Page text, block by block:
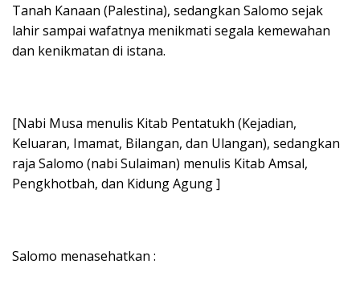
Tanah Kanaan (Palestina), sedangkan Salomo sejak
lahir sampai wafatnya menikmati segala kemewahan
dan kenikmatan di istana.
[Nabi Musa menulis Kitab Pentatukh (Kejadian,
Keluaran, Imamat, Bilangan, dan Ulangan), sedangkan
raja Salomo (nabi Sulaiman) menulis Kitab Amsal,
Pengkhotbah, dan Kidung Agung ]
Salomo menasehatkan :